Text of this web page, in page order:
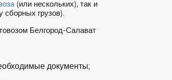
(или нескольких), так и
сборных грузов).
Белгород-Салават
документы;